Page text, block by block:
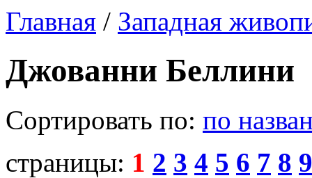
Главная / Западная
Джованни Беллини
Сортировать по: по
страницы: 1 2 3 4 5 6 7 8 9